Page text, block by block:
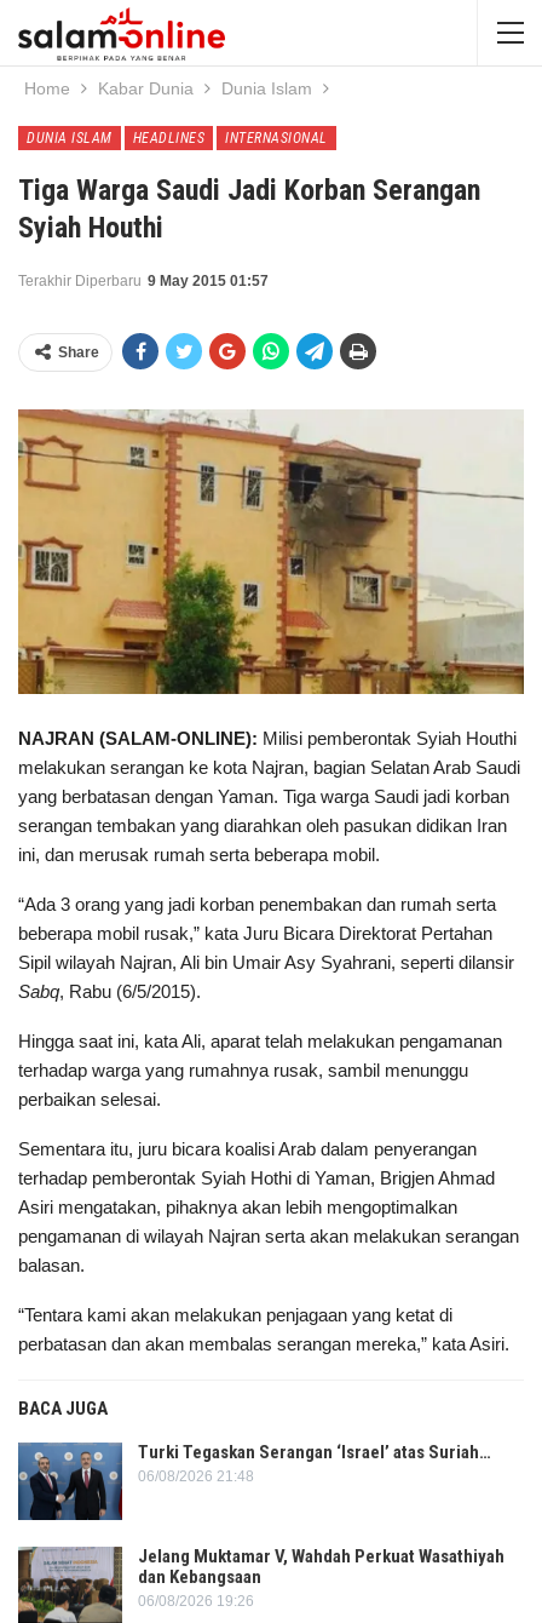
Home Kabar Dunia Dunia Islam
DUNIA ISLAM HEADLINES INTERNASIONAL
Tiga Warga Saudi Jadi Korban Serangan
Syiah Houthi
Terakhir Diperbaru 9 May 2015 01:57
Share
NAJRAN (SALAM-ONLINE): Milisi pemberontak Syiah Houthi
melakukan serangan ke kota Najran, bagian Selatan Arab Saudi
yang berbatasan dengan Yaman. Tiga warga Saudi jadi korban
serangan tembakan yang diarahkan oleh pasukan didikan Iran
ini, dan merusak rumah serta beberapa mobil.
“Ada 3 orang yang jadi korban penembakan dan rumah serta
beberapa mobil rusak,” kata Juru Bicara Direktorat Pertahan
Sipil wilayah Najran, Ali bin Umair Asy Syahrani, seperti dilansir
Sabq, Rabu (6/5/2015).
Hingga saat ini, kata Ali, aparat telah melakukan pengamanan
terhadap warga yang rumahnya rusak, sambil menunggu
perbaikan selesai.
Sementara itu, juru bicara koalisi Arab dalam penyerangan
terhadap pemberontak Syiah Hothi di Yaman, Brigjen Ahmad
Asiri mengatakan, pihaknya akan lebih mengoptimalkan
pengamanan di wilayah Najran serta akan melakukan serangan
balasan.
“Tentara kami akan melakukan penjagaan yang ketat di
perbatasan dan akan membalas serangan mereka,” kata Asiri.
BACA JUGA
Turki Tegaskan Serangan ‘Israel’ atas Suriah…
06/08/2026 21:48
Jelang Muktamar V, Wahdah Perkuat Wasathiyah
dan Kebangsaan
06/08/2026 19:26